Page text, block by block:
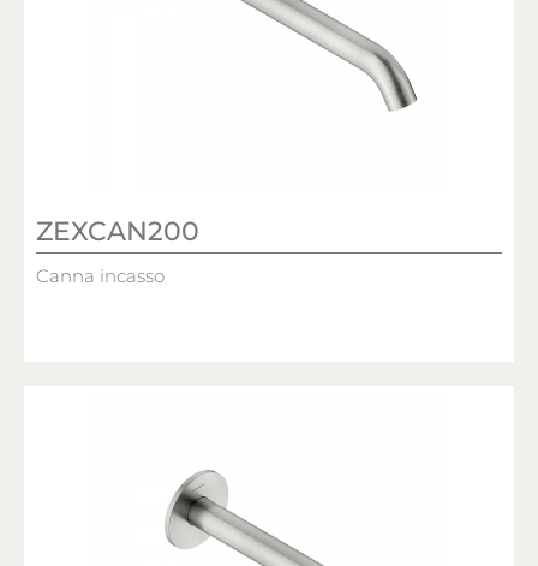
ZEXCAN200
Canna incasso